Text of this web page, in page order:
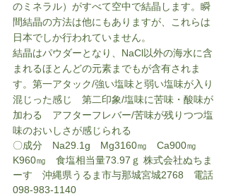
のミネラル）がすべて空中で結晶します。瞬
間結晶の方法は他にもありますが、これらは
日本でしか行われていません。
結晶はパウダーとなり、NaCl以外の海水に含
まれるほとんどの元素までもが含有されま
す。 第一アタック/強い塩味と弱い塩味が入り
混じった感じ　第二印象/塩味に苦味・酸味が
加わる　アフターフレバー/苦味が残りつつ塩
味のおいしさが感じられる
〇成分　Na29.1g　Mg3160㎎　Ca900㎎
K960㎎　食塩相当量73.97ｇ 株式会社ぬちま
ーす　沖縄県うるま市与那城宮城2768　電話
098-983-1140